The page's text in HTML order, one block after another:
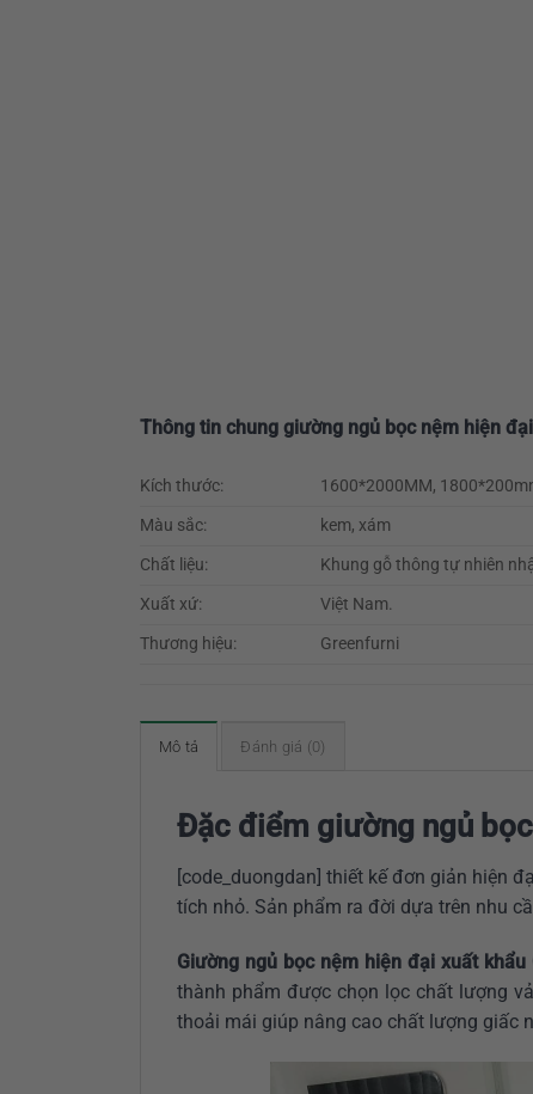
Thông tin chung giường ngủ bọc nệm hiện
Kích thước:
1600*2000MM,
Màu sắc:
kem, xám
Chất liệu:
Khung gỗ thông tự nhiên
Xuất xứ:
Việt Nam.
Thương hiệu:
Greenfurni
Mô tả Đánh giá (0)
Đặc điểm giường ngủ
[code_duongdan] thiết kế đơn giản hiện
tích nhỏ. Sản phẩm ra đời dựa trên nhu
Giường ngủ bọc nệm hiện đại xuất khẩu
thành phẩm được chọn lọc chất lượng
thoải mái giúp nâng cao chất lượng giấc